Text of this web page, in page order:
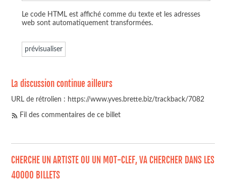
Le code HTML est affiché comme du texte et les adresses
web sont automatiquement transformées.
La discussion continue ailleurs
URL de rétrolien : https://www.yves.brette.biz/trackback/7082
Fil des commentaires de ce billet
CHERCHE UN ARTISTE OU UN MOT-CLEF, VA CHERCHER DANS LES
40000 BILLETS